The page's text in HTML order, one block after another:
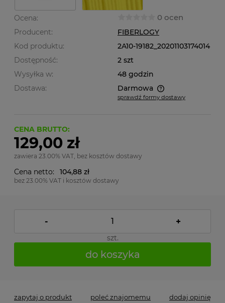
Ocena: 0 ocen
Producent:
FIBERLOGY
Kod produktu:
2A10-19182_20201103174014
Dostępność:
2 szt
Wysyłka w:
48 godzin
Dostawa:
Darmowa
Cena nie zawiera ewentualnych kosztów płatności
sprawdź formy dostawy
CENA BRUTTO:
129,00 zł
zawiera 23.00% VAT, bez kosztów dostawy
Cena netto: 104,88 zł
bez 23.00% VAT i kosztów dostawy
- +
szt.
do koszyka
zapytaj o produkt poleć znajomemu
dodaj opinię